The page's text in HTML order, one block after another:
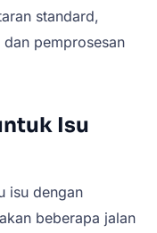
standard,
pemprosesan
Isu
isu dengan
beberapa jalan